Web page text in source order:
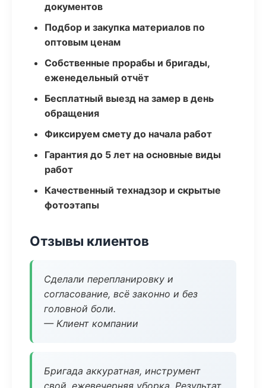
документов
Подбор и закупка материалов по
оптовым ценам
Собственные прорабы и бригады,
еженедельный отчёт
Бесплатный выезд на замер в день
обращения
Фиксируем смету до начала работ
Гарантия до 5 лет на основные виды
работ
Качественный технадзор и скрытые
фотоэтапы
Отзывы клиентов
Сделали перепланировку и
согласование, всё законно и без
головной боли.
— Клиент компании
Бригада аккуратная, инструмент
свой, ежевечерняя уборка. Результат